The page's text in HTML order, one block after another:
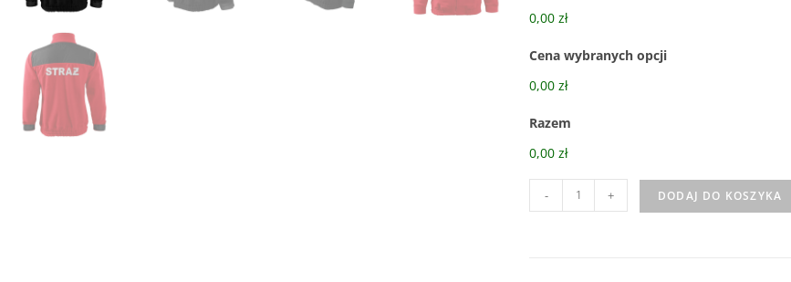
0,00 zł
Cena wybranych opcji
0,00 zł
Razem
0,00 zł
- + DODAJ DO KOSZYKA